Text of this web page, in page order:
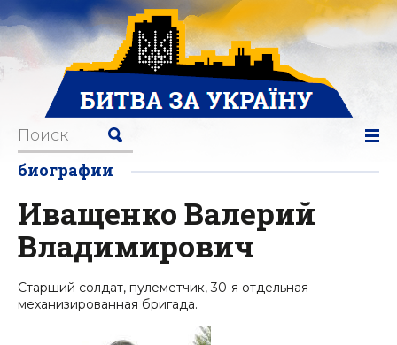
биографии
Иващенко Валерий
Владимирович
Старший солдат, пулеметчик, 30-я отдельная
механизированная бригада.